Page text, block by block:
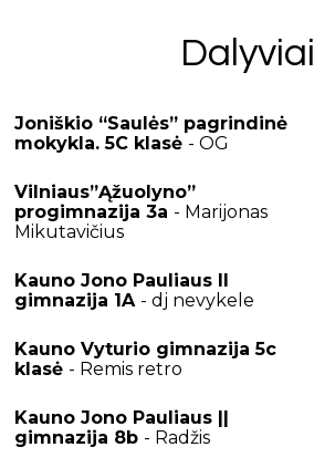
Dalyviai
Joniškio “Saulės” pagrindinė
mokykla. 5C klasė - OG
Vilniaus”Ąžuolyno”
progimnazija 3a - Marijonas
Mikutavičius
Kauno Jono Pauliaus II
gimnazija 1A - dj nevykele
Kauno Vyturio gimnazija 5c
klasė - Remis retro
Kauno Jono Pauliaus ||
gimnazija 8b - Radžis